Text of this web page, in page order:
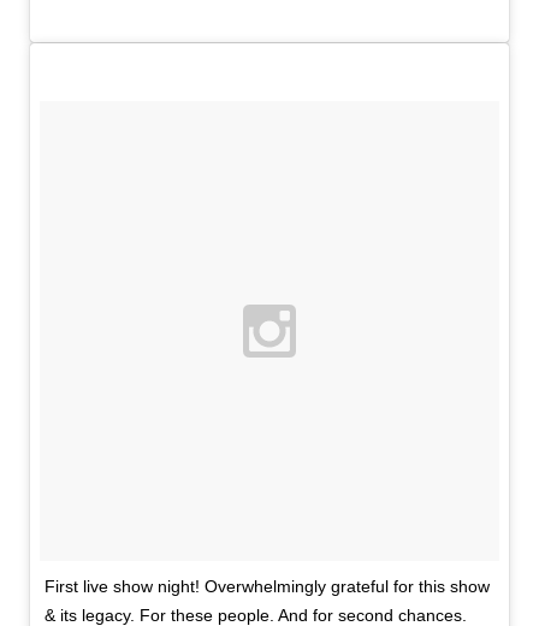
First live show night! Overwhelmingly grateful for this show
& its legacy. For these people. And for second chances.